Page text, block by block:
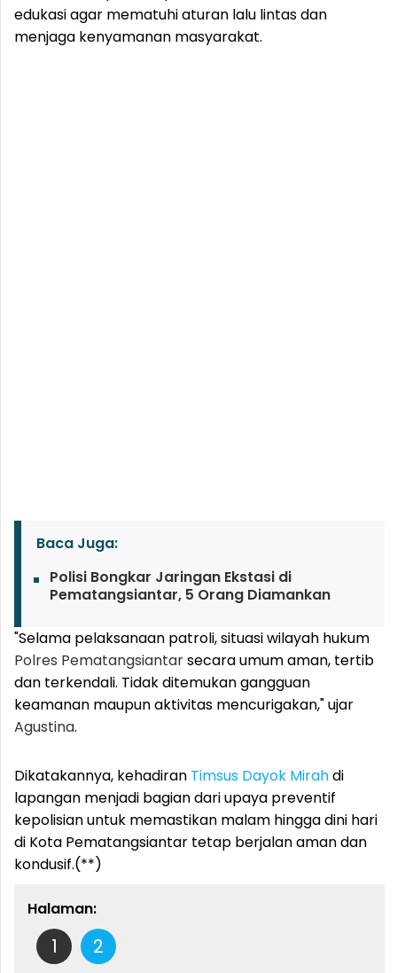
edukasi agar mematuhi aturan lalu lintas dan
menjaga kenyamanan masyarakat.
Baca Juga:
Polisi Bongkar Jaringan Ekstasi di
Pematangsiantar, 5 Orang Diamankan
"Selama pelaksanaan patroli, situasi wilayah hukum
Polres Pematangsiantarsecara umum aman, tertib
dan terkendali. Tidak ditemukan gangguan
keamanan maupun aktivitas mencurigakan," ujar
Agustina.
Dikatakannya, kehadiran Timsus Dayok Mirahdi
lapangan menjadi bagian dari upaya preventif
kepolisian untuk memastikan malam hingga dini hari
di Kota Pematangsiantar tetap berjalan aman dan
kondusif.(**)
Halaman:
1 2